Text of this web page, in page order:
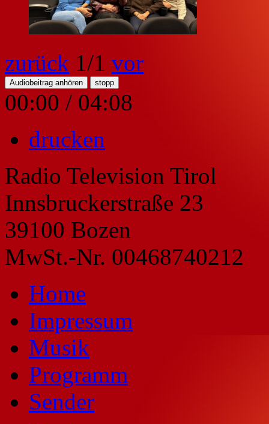
zurück 1/1 vor
Audiobeitrag anhören stopp
00:00 / 04:08
drucken
Radio Television Tirol
Innsbruckerstraße 23
39100 Bozen
MwSt.-Nr. 00468740212
Home
Impressum
Musik
Programm
Sender